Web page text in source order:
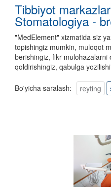
Tibbiyot
Stomatologiya -
"MedElement" xizmatida siz
topishingiz mumkin, muloqot
berishingiz, fikr-mulohazalarni
qoldirishingiz, qabulga
Bo'yicha saralash: reyting